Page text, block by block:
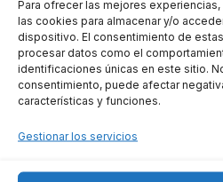
Para ofrecer las mejores
las cookies para almacenar y/o
dispositivo. El consentimiento de
procesar datos como el
identificaciones únicas en este sitio.
consentimiento, puede afectar
características y funciones.
Gestionar los servicios
insolvencia
El juez tiene un papel
proceso, ya que designará
Este profesional se